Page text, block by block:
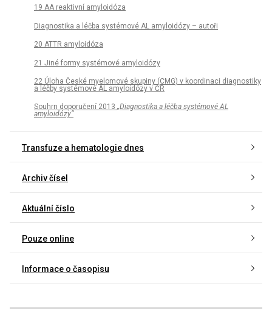
19 AA reaktivní amyloidóza
Diagnostika a léčba systémové AL amyloidózy – autoři
20 ATTR amyloidóza
21 Jiné formy systémové amyloidózy
22 Úloha České myelomové skupiny (CMG) v koordinaci diagnostiky
a léčby systémové AL amyloidózy v ČR
Souhrn doporučení 2013 „Diagnostika a léčba systémové AL
amyloidózy“
Transfuze a hematologie dnes
Archiv čísel
Aktuální číslo
Pouze online
Informace o časopisu